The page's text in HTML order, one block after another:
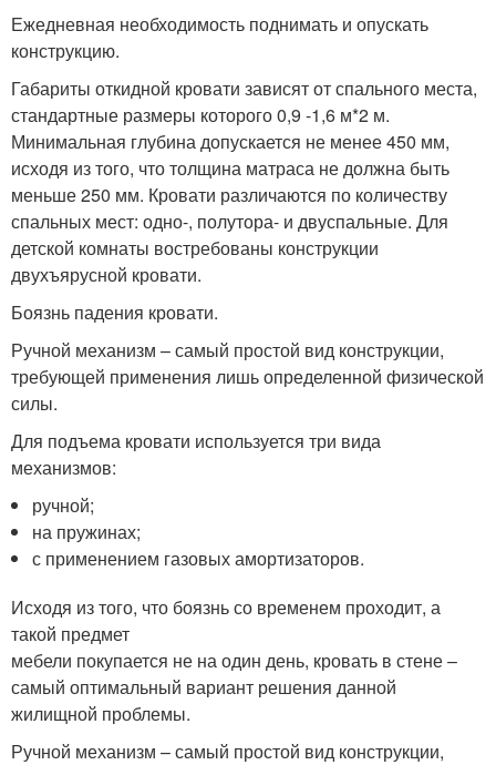
Ежедневная необходимость поднимать и опускать
конструкцию.
Габариты откидной кровати зависят от спального места,
стандартные размеры которого 0,9 -1,6 м*2 м.
Минимальная глубина допускается не менее 450 мм,
исходя из того, что толщина матраса не должна быть
меньше 250 мм. Кровати различаются по количеству
спальных мест: одно-, полутора- и двуспальные. Для
детской комнаты востребованы конструкции
двухъярусной кровати.
Боязнь падения кровати.
Ручной механизм – самый простой вид конструкции,
требующей применения лишь определенной физической
силы.
Для подъема кровати используется три вида
механизмов:
ручной;
на пружинах;
с применением газовых амортизаторов.
Исходя из того, что боязнь со временем проходит, а
такой предмет
мебели покупается не на один день, кровать в стене –
самый оптимальный вариант решения данной
жилищной проблемы.
Ручной механизм – самый простой вид конструкции,